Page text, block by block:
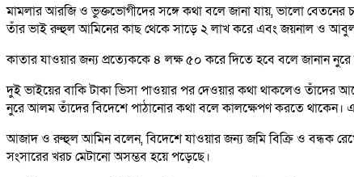
মামলার আরজি ও ভুক্তভোগীদের সঙ্গে কথা বলে জানা যায়, ভালো
তাঁর ভাই রুহুল আমিনের কাছ থেকে সাড়ে ২ লাখ করে এবং জয়নাল ও আবুল
কাতার যাওয়ার জন্য প্রত্যেককে ৪ লক্ষ ৫০ করে দিতে হবে বলে জানান
দুই ভাইয়ের বাকি টাকা ভিসা পাওয়ার পর দেওয়ার কথা থাকলেও তাঁদের
নুরে আলম তাঁদের বিদেশে পাঠানোর কথা বলে কালক্ষেপণ করতে থাকেন। এ
আজাদ ও রুহুল আমিন বলেন, বিদেশে যাওয়ার জন্য জমি বিক্রি ও বন্ধক
সংসারের খরচ মেটানো অসম্ভব হয়ে পড়েছে।